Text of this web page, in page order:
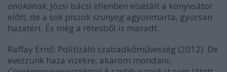
onokának. Józsi bácsi ellenben elsétált a könyvsátor
előtt, de a sok piszokszunyog agyonmarta, gyorsan
hazatért. És még a rétesből is maradt.
Raffay Ernő: Politizáló szabadkőművesség (2012). De
evezzünk haza vizekre, akarom mondani,